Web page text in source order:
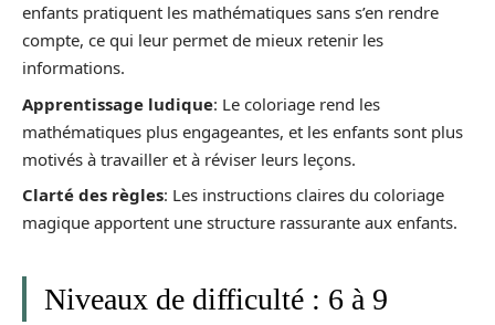
enfants pratiquent les mathématiques sans s’en rendre
compte, ce qui leur permet de mieux retenir les
informations.
Apprentissage ludique: Le coloriage rend les
mathématiques plus engageantes, et les enfants sont plus
motivés à travailler et à réviser leurs leçons.
Clarté des règles: Les instructions claires du coloriage
magique apportent une structure rassurante aux enfants.
Niveaux de difficulté : 6 à 9